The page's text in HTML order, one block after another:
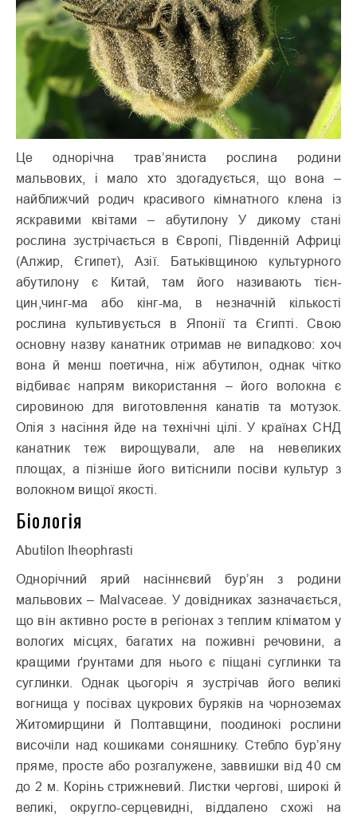
Це однорічна трав’яниста рослина родини
мальвових, і мало хто здогадується, що вона –
найближчий родич красивого кімнатного клена із
яскравими квітами – абутилону У дикому стані
рослина зустрічається в Європі, Південній Африці
(Алжир, Єгипет), Азії. Батьківщиною культурного
абутилону є Китай, там його називають тієн-
цин,чинг-ма або кінг-ма, в незначній кількості
рослина культивується в Японії та Єгипті. Свою
основну назву канатник отримав не випадково: хоч
вона й менш поетична, ніж абутилон, однак чітко
відбиває напрям використання – його волокна є
сировиною для виготовлення канатів та мотузок.
Олія з насіння йде на технічні цілі. У країнах СНД
канатник теж вирощували, але на невеликих
площах, а пізніше його витіснили посіви культур з
волокном вищої якості.
Біологія
Abutilon Iheophrasti
Однорічний ярий насіннєвий бур’ян з родини
мальвових – Malvaceae. У довідниках зазначається,
що він активно росте в регіонах з теплим кліматом у
вологих місцях, багатих на поживні речовини, а
кращими ґрунтами для нього є піщані суглинки та
суглинки. Однак цьогоріч я зустрічав його великі
вогнища у посівах цукрових буряків на чорноземах
Житомирщини й Полтавщини, поодинокі рослини
височіли над кошиками соняшнику. Стебло бур’яну
пряме, просте або розгалужене, заввишки від 40 см
до 2 м. Корінь стрижневий. Листки чергові, широкі й
великі, округло-серцевидні, віддалено схожі на